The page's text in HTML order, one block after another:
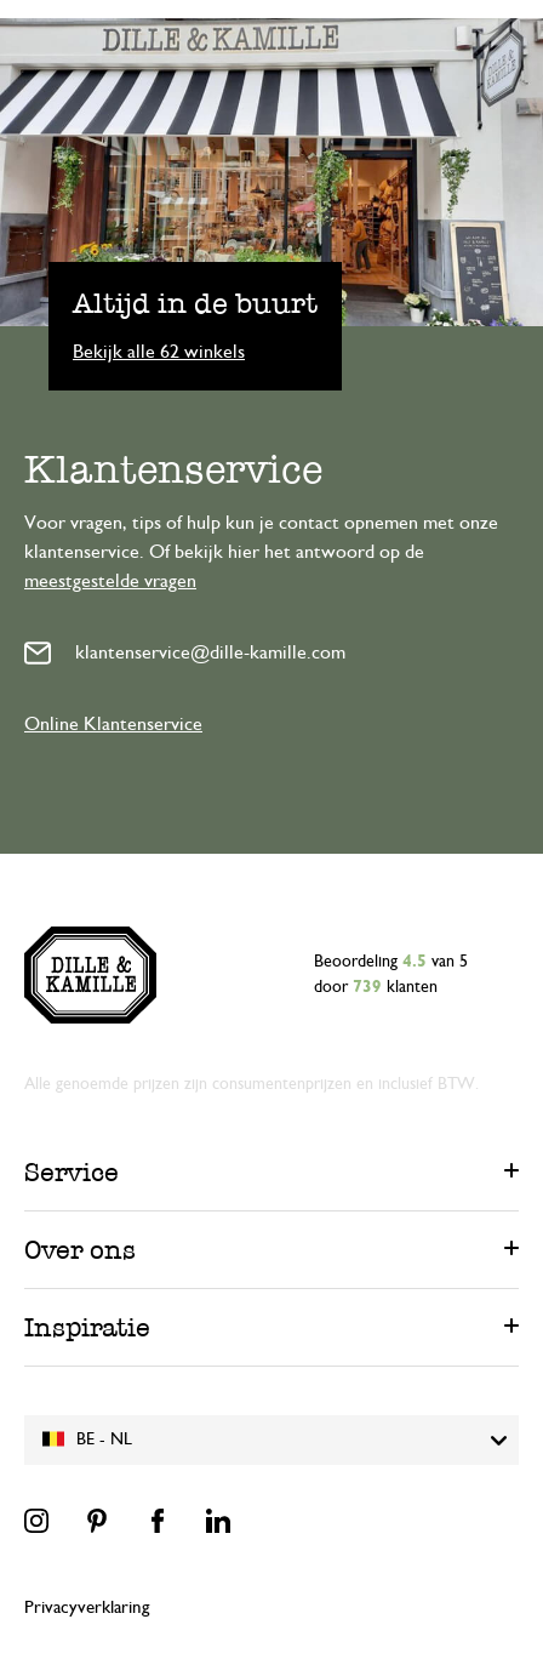
Altijd in de buurt
Bekijk alle 62 winkels
Klantenservice
Voor vragen, tips of hulp kun je contact opnemen met onze
klantenservice. Of bekijk hier het antwoord op de
meestgestelde vragen
klantenservice@dille-kamille.com
Online Klantenservice
BE - NL
Beoordeling 4.5 van 5
door 739 klanten
Alle genoemde prijzen zijn consumentenprijzen en inclusief BTW.
Service
Over ons
Inspiratie
Privacyverklaring